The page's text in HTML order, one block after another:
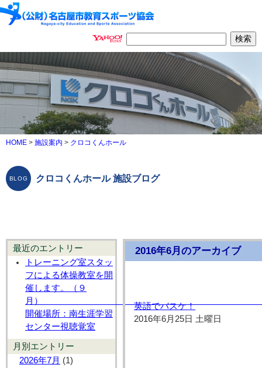
HOME > 施設案内 > クロコくんホール
クロコくんホール 施設ブログ
最近のエントリー
トレーニング室スタッ
フによる体操教室を開
催します。（９
月
開催場所：南生涯学習
センター視聴覚室
月別エントリー
2026年7月 (1)
2016年6月のアーカイブ
英語でバスケ！
2016年6月25日 土曜日